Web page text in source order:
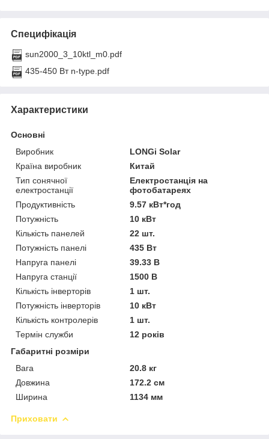
Специфікація
sun2000_3_10ktl_m0.pdf
435-450 Вт n-type.pdf
Характеристики
Основні
Виробник
LONGi Solar
Країна виробник
Китай
Тип сонячної
електростанції
Електростанція на
фотобатареях
Продуктивність
9.57 кВт*год
Потужність
10 кВт
Кількість панелей
22 шт.
Потужність панелі
435 Вт
Напруга панелі
39.33 В
Напруга станції
1500 В
Кількість інверторів
1 шт.
Потужність інверторів
10 кВт
Кількість контролерів
1 шт.
Термін служби
12 років
Габаритні розміри
Вага
20.8 кг
Довжина
172.2 см
Ширина
1134 мм
Приховати